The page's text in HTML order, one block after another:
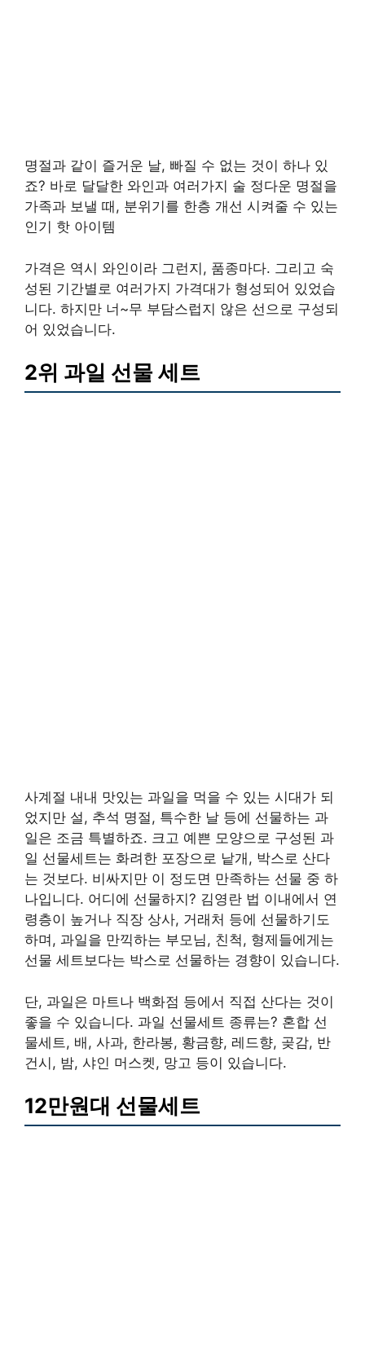
명절과 같이 즐거운 날, 빠질 수 없는 것이 하나 있
죠? 바로 달달한 와인과 여러가지 술 정다운 명절을
가족과 보낼 때, 분위기를 한층 개선 시켜줄 수 있는
인기 핫 아이템
가격은 역시 와인이라 그런지, 품종마다. 그리고 숙
성된 기간별로 여러가지 가격대가 형성되어 있었습
니다. 하지만 너~무 부담스럽지 않은 선으로 구성되
어 있었습니다.
2위 과일 선물 세트
사계절 내내 맛있는 과일을 먹을 수 있는 시대가 되
었지만 설, 추석 명절, 특수한 날 등에 선물하는 과
일은 조금 특별하죠. 크고 예쁜 모양으로 구성된 과
일 선물세트는 화려한 포장으로 낱개, 박스로 산다
는 것보다. 비싸지만 이 정도면 만족하는 선물 중 하
나입니다. 어디에 선물하지? 김영란 법 이내에서 연
령층이 높거나 직장 상사, 거래처 등에 선물하기도
하며, 과일을 만끽하는 부모님, 친척, 형제들에게는
선물 세트보다는 박스로 선물하는 경향이 있습니다.
단, 과일은 마트나 백화점 등에서 직접 산다는 것이
좋을 수 있습니다. 과일 선물세트 종류는? 혼합 선
물세트, 배, 사과, 한라봉, 황금향, 레드향, 곶감, 반
건시, 밤, 샤인 머스켓, 망고 등이 있습니다.
12만원대 선물세트